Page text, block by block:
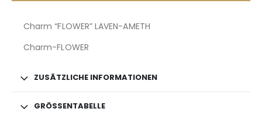
Charm “FLOWER” LAVEN-AMETH
Charm-FLOWER
ZUSÄTZLICHE INFORMATIONEN
GRÖSSENTABELLE